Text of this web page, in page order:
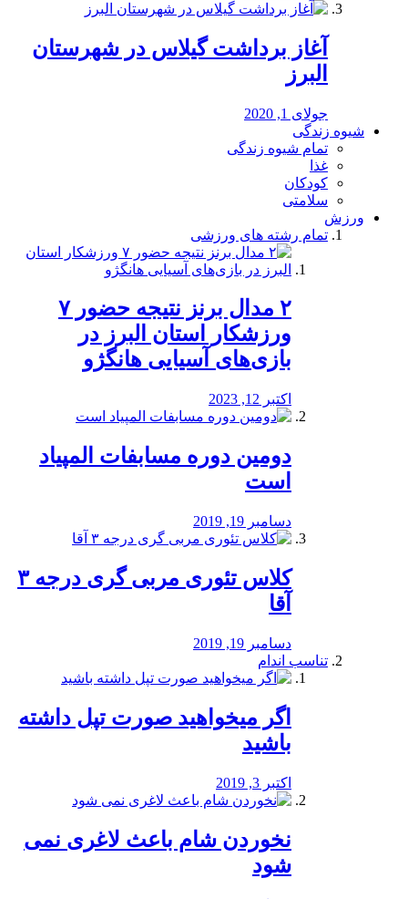
آغاز برداشت گیلاس در شهرستان
البرز
جولای 1, 2020
شیوه زندگی
تمام شیوه زندگی
غذا
کودکان
سلامتی
ورزش
تمام رشته های ورزشی
۲ مدال برنز نتیجه حضور ۷
ورزشکار استان البرز در
بازی‌های آسیایی هانگژو
اکتبر 12, 2023
دومین دوره مسابفات المپیاد
است
دسامبر 19, 2019
کلاس تئوری مربی گری درجه ۳
آقا
دسامبر 19, 2019
تناسب اندام
اگر میخواهید صورت تپل داشته
باشید
اکتبر 3, 2019
نخوردن شام باعث لاغری نمی
‌شود